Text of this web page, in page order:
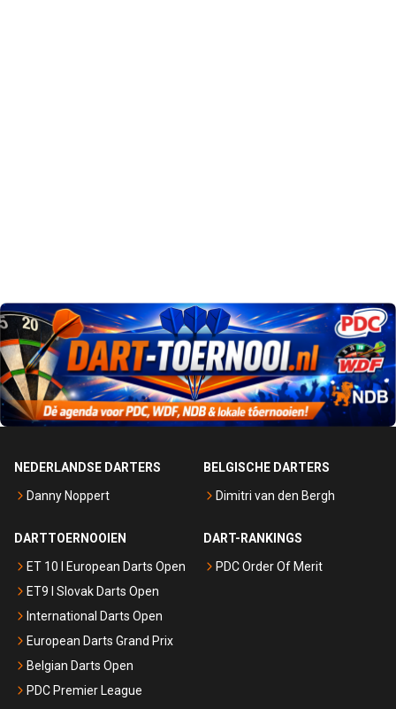
NEDERLANDSE DARTERS
Danny Noppert
BELGISCHE DARTERS
Dimitri van den Bergh
DARTTOERNOOIEN
ET 10 I European Darts Open
ET9 I Slovak Darts Open
International Darts Open
European Darts Grand Prix
Belgian Darts Open
PDC Premier League
DART-RANKINGS
PDC Order Of Merit